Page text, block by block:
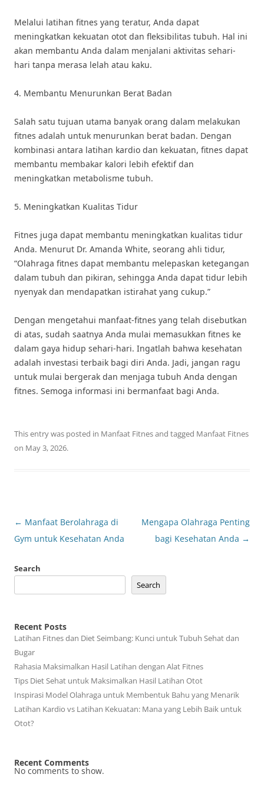
Melalui latihan fitnes yang teratur, Anda dapat
meningkatkan kekuatan otot dan fleksibilitas tubuh. Hal ini
akan membantu Anda dalam menjalani aktivitas sehari-
hari tanpa merasa lelah atau kaku.
4. Membantu Menurunkan Berat Badan
Salah satu tujuan utama banyak orang dalam melakukan
fitnes adalah untuk menurunkan berat badan. Dengan
kombinasi antara latihan kardio dan kekuatan, fitnes dapat
membantu membakar kalori lebih efektif dan
meningkatkan metabolisme tubuh.
5. Meningkatkan Kualitas Tidur
Fitnes juga dapat membantu meningkatkan kualitas tidur
Anda. Menurut Dr. Amanda White, seorang ahli tidur,
“Olahraga fitnes dapat membantu melepaskan ketegangan
dalam tubuh dan pikiran, sehingga Anda dapat tidur lebih
nyenyak dan mendapatkan istirahat yang cukup.”
Dengan mengetahui manfaat-fitnes yang telah disebutkan
di atas, sudah saatnya Anda mulai memasukkan fitnes ke
dalam gaya hidup sehari-hari. Ingatlah bahwa kesehatan
adalah investasi terbaik bagi diri Anda. Jadi, jangan ragu
untuk mulai bergerak dan menjaga tubuh Anda dengan
fitnes. Semoga informasi ini bermanfaat bagi Anda.
This entry was posted in Manfaat Fitnesand tagged Manfaat Fitnes
on May 3, 2026.
Post
navigation
← Manfaat Berolahraga di
Gym untuk Kesehatan Anda
Mengapa Olahraga Penting
bagi Kesehatan Anda →
Search
Search
Recent Posts
Latihan Fitnes dan Diet Seimbang: Kunci untuk Tubuh Sehat dan
Bugar
Rahasia Maksimalkan Hasil Latihan dengan Alat Fitnes
Tips Diet Sehat untuk Maksimalkan Hasil Latihan Otot
Inspirasi Model Olahraga untuk Membentuk Bahu yang Menarik
Latihan Kardio vs Latihan Kekuatan: Mana yang Lebih Baik untuk
Otot?
Recent Comments
No comments to show.